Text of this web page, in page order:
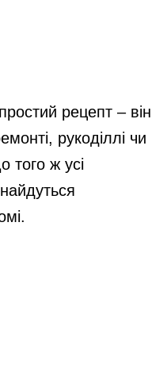
рецепт – він
рукоділлі чи
того ж усі